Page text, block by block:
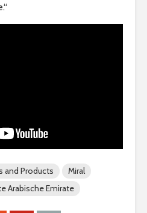
and Products
Miral
Arabische Emirate